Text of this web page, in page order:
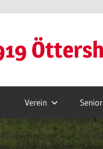
Verein